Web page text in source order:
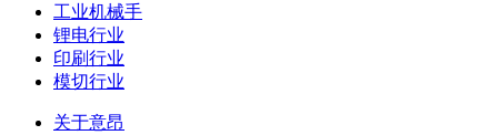
工业机械手
锂电行业
印刷行业
模切行业
关于意昂